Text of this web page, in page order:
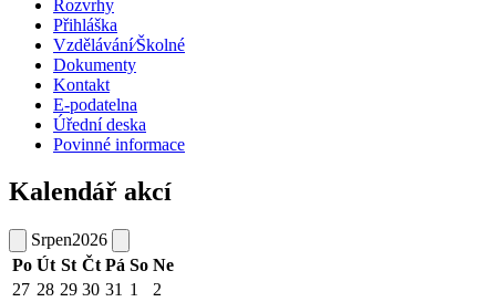
Rozvrhy
Přihláška
Vzdělávání⁄Školné
Dokumenty
Kontakt
E-podatelna
Úřední deska
Povinné informace
Kalendář akcí
Srpen2026
Po Út St Čt Pá So Ne
27 28 29 30 31 1
2